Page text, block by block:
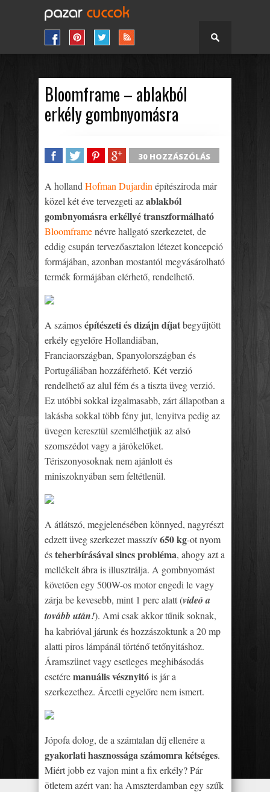
Bloomframe – ablakból
erkély gombnyomásra
30 HOZZÁSZÓLÁS
A holland Hofman Dujardin építésziroda már
közel két éve tervezgeti azablakból
gombnyomásra erkéllyé transzformálható
Bloomframenévre hallgató szerkezetet, de
eddig csupán tervezőasztalon létezet koncepció
formájában, azonban mostantól megvásárolható
termék formájában elérhető, rendelhető.
A számosépítészeti és dizájn díjatbegyűjtött
erkély egyelőre Hollandiában,
Franciaországban, Spanyolországban és
Portugáliában hozzáférhető. Két verzió
rendelhető az alul fém és a tiszta üveg verzió.
Ez utóbbi sokkal izgalmasabb, zárt állapotban a
lakásba sokkal több fény jut, lenyitva pedig az
üvegen keresztül szemlélhetjük az alsó
szomszédot vagy a járókelőket.
Tériszonyosoknak nem ajánlott és
miniszoknyában sem feltétlenül.
A átlátszó, megjelenésében könnyed, nagyrészt
edzett üveg szerkezet masszív650 kg-ot nyom
ésteherbírásával sincs probléma, ahogy azt a
mellékelt ábra is illusztrálja. A gombnyomást
követően egy 500W-os motor engedi le vagy
zárja be kevesebb, mint 1 perc alatt (videó a
tovább után!). Ami csak akkor tűnik soknak,
ha kabrióval járunk és hozzászoktunk a 20 mp
alatti piros lámpánál történő tetőnyitáshoz.
Áramszünet vagy esetleges meghibásodás
esetéremanuális vésznyitóis jár a
szerkezethez. Árcetli egyelőre nem ismert.
Jópofa dolog, de a számtalan díj ellenére a
gyakorlati hasznossága számomra kétséges.
Miért jobb ez vajon mint a fix erkély? Pár
ötletem azért van: ha Amszterdamban egy szűk